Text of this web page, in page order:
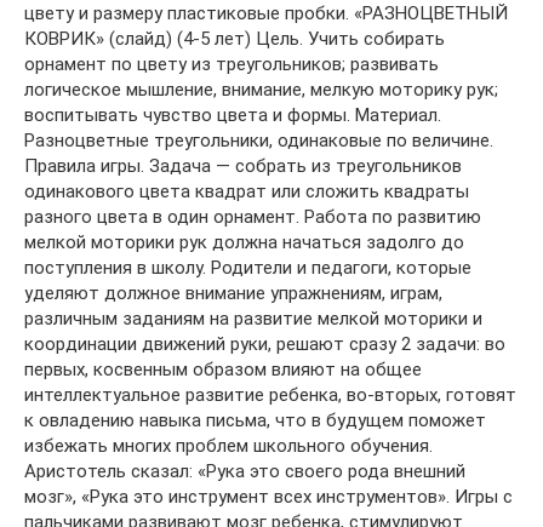
цвету и размеру пластиковые пробки. «РАЗНОЦВЕТНЫЙ
КОВРИК» (слайд) (4-5 лет) Цель. Учить собирать
орнамент по цвету из треугольников; развивать
логическое мышление, внимание, мелкую моторику рук;
воспитывать чувство цвета и формы. Материал.
Разноцветные треугольники, одинаковые по величине.
Правила игры. Задача — собрать из треугольников
одинакового цвета квадрат или сложить квадраты
разного цвета в один орнамент. Работа по развитию
мелкой моторики рук должна начаться задолго до
поступления в школу. Родители и педагоги, которые
уделяют должное внимание упражнениям, играм,
различным заданиям на развитие мелкой моторики и
координации движений руки, решают сразу 2 задачи: во
первых, косвенным образом влияют на общее
интеллектуальное развитие ребенка, во-вторых, готовят
к овладению навыка письма, что в будущем поможет
избежать многих проблем школьного обучения.
Аристотель сказал: «Рука это своего рода внешний
мозг», «Рука это инструмент всех инструментов». Игры с
пальчиками развивают мозг ребенка, стимулируют